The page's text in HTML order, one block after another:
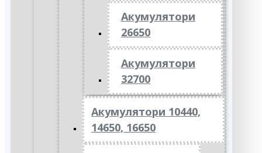
Акумулятори
26650
Акумулятори
32700
Акумулятори 10440,
14650, 16650